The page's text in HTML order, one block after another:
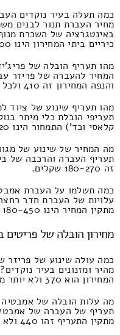
כמה תעלה בעיר נוקדים
מחיר העברת תנור לבנים
באינטגרציה של השכרת
כיריים ביתי המחירון הינו 400 ומקסימום 170 שקלים.
מהו תעריף הובלה של
המחיר להעברה של פריזר
והנפה המחירון זה 410 ולכל היותר 180 ₪.
מהו תעריף שינוע של ציוד
תעריפי הובלת כלי מיתר
קלאסי וכד') התמחור הינו 520 ולכל היותר 200 ש"ח.
מה המחיר של שינוע של
תעריף העברה והרכבה של
זה 180-270 שקלים.
כמה תשלמו על העברת
עלויות של העברת חדר
מתקין המחיר הינו 180-450 ש"ח.
מחירון הובלה של פריטים
כמה עולה שינוע של פריזר
מהיר ומזנונים בעיר נוקדים?
המחירון הוא 370 ולא יותר מ270 שקל חדש.
מה עלות הובלה של אמבטיה
תעריף של העברה של
מתקין התעריף זהו 440 ולא יותר מ300 שקל.